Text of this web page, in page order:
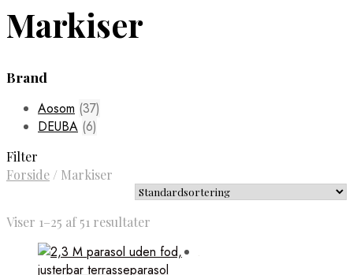
Markiser
Brand
Aosom (37)
DEUBA (6)
Filter
Forside/ Markiser
Viser 1–25 af 51 resultater